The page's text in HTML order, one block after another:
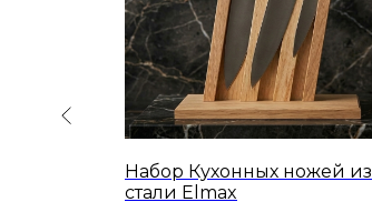
Набор Кухонных ножей из
стали Elmax